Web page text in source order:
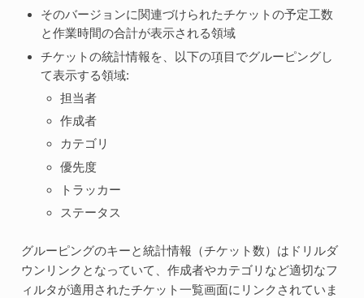
そのバージョンに関連づけられたチケットの予定工数
と作業時間の合計が表示される領域
チケットの統計情報を、以下の項目でグルーピングし
て表示する領域:
担当者
作成者
カテゴリ
優先度
トラッカー
ステータス
グルーピングのキーと統計情報（チケット数）はドリルダ
ウンリンクとなっていて、作成者やカテゴリなど適切なフ
ィルタが適用されたチケット一覧画面にリンクされていま